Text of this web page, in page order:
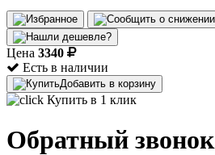
Цена 3340
Есть в наличии
Добавить в корзину
Купить в 1 клик
Обратный звонок